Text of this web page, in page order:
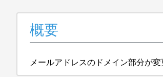
概要
メールアドレスのドメイン部分が